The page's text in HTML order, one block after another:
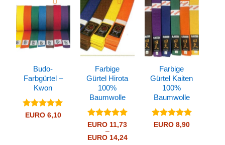
Budo-
Farbgürtel –
Kwon
Bewertet
EURO6,10
Farbige
Gürtel Hirota
100%
Baumwolle
Bewertet
von
5
EURO 11,73
–
EURO14,24Preisspanne:
Farbige
Gürtel Kaiten
100%
Baumwolle
Bewertet
EURO8,90